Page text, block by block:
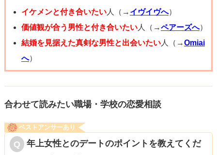
イケメンと付き合いたい人（→ イヴイヴへ）
価値観が合う男性と付き合いたい人（→ペアーズへ）
結婚を見据えた真剣な男性と出会いたい人（→Omiai
へ）
合わせて読みたい職場・学校の恋愛相談
ベストアンサーあり
年上女性とのデートのポイントを教えてくだ